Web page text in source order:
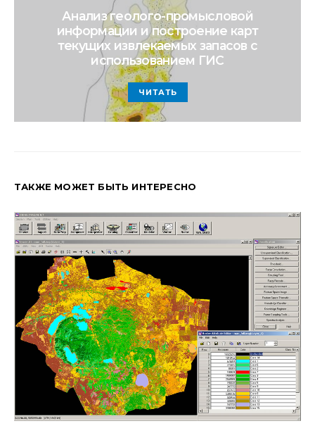
Анализ геолого-промысловой
информации и построение карт
текущих извлекаемых запасов с
использованием ГИС
ЧИТАТЬ
ТАКЖЕ МОЖЕТ БЫТЬ ИНТЕРЕСНО